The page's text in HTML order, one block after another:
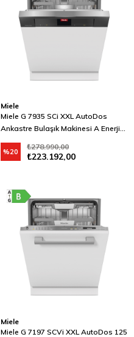
Miele
Miele G 7935 SCi XXL AutoDos
Ankastre Bulaşık Makinesi A Enerji
Sınıfı Siyah
₺223.192,00
₺278.990,00
%20
Miele
Miele G 7197 SCVi XXL AutoDos 125